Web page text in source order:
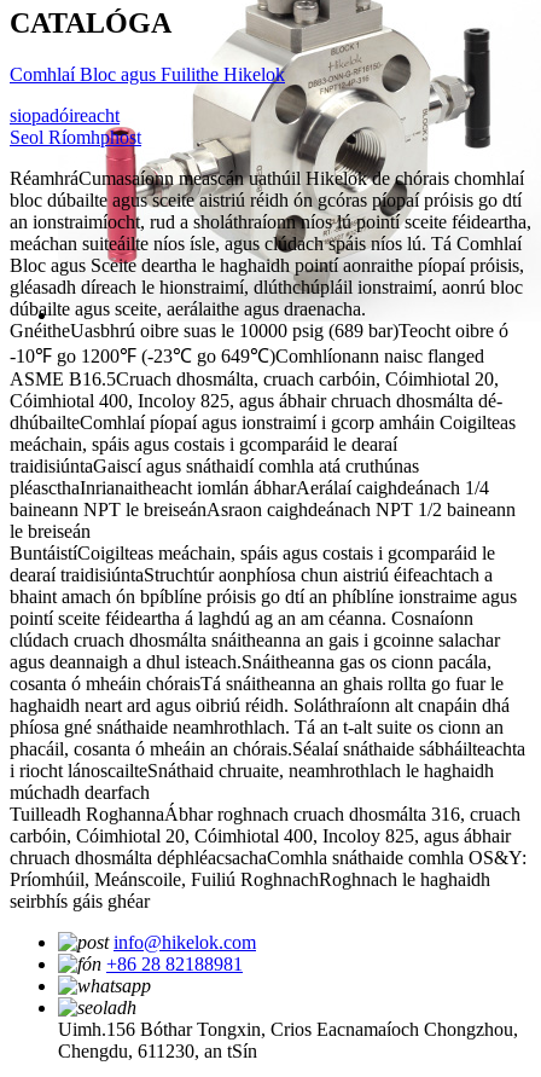
CATALÓGA
Comhlaí Bloc agus Fuilithe Hikelok
siopadóireacht
Seol Ríomhphost
RéamhráCumasaíonn meascán uathúil Hikelok de chórais chomhlaí
bloc dúbailte agus sceite aistriú réidh ón gcóras píopaí próisis go dtí
an ionstraimíocht, rud a sholáthraíonn níos lú pointí sceite féideartha,
meáchan suiteáilte níos ísle, agus clúdach spáis níos lú. Tá Comhlaí
Bloc agus Sceite deartha le haghaidh pointí aonraithe píopaí próisis,
gléasadh díreach le hionstraimí, dlúthchúpláil ionstraimí, aonrú bloc
dúbailte agus sceite, aerálaithe agus draenacha.
GnéitheUasbhrú oibre suas le 10000 psig (689 bar)Teocht oibre ó
-10℉ go 1200℉ (-23℃ go 649℃)Comhlíonann naisc flanged
ASME B16.5Cruach dhosmálta, cruach carbóin, Cóimhiotal 20,
Cóimhiotal 400, Incoloy 825, agus ábhair chruach dhosmálta dé-
dhúbailteComhlaí píopaí agus ionstraimí i gcorp amháin Coigilteas
meáchain, spáis agus costais i gcomparáid le dearaí
traidisiúntaGaiscí agus snáthaidí comhla atá cruthúnas
pléascthaInrianaitheacht iomlán ábharAerálaí caighdeánach 1/4
baineann NPT le breiseánAsraon caighdeánach NPT 1/2 baineann
le breiseán
BuntáistíCoigilteas meáchain, spáis agus costais i gcomparáid le
dearaí traidisiúntaStruchtúr aonphíosa chun aistriú éifeachtach a
bhaint amach ón bpíblíne próisis go dtí an phíblíne ionstraime agus
pointí sceite féideartha á laghdú ag an am céanna. Cosnaíonn
clúdach cruach dhosmálta snáitheanna an gais i gcoinne salachar
agus deannaigh a dhul isteach.Snáitheanna gas os cionn pacála,
cosanta ó mheáin chóraisTá snáitheanna an ghais rollta go fuar le
haghaidh neart ard agus oibriú réidh. Soláthraíonn alt cnapáin dhá
phíosa gné snáthaide neamhrothlach. Tá an t-alt suite os cionn an
phacáil, cosanta ó mheáin an chórais.Séalaí snáthaide sábháilteachta
i riocht lánoscailteSnáthaid chruaite, neamhrothlach le haghaidh
múchadh dearfach
Tuilleadh RoghannaÁbhar roghnach cruach dhosmálta 316, cruach
carbóin, Cóimhiotal 20, Cóimhiotal 400, Incoloy 825, agus ábhair
chruach dhosmálta déphléacsachaComhla snáthaide comhla OS&Y:
Príomhúil, Meánscoile, Fuiliú RoghnachRoghnach le haghaidh
seirbhís gáis ghéar
info@hikelok.com
+86 28 82188981
Uimh.156 Bóthar Tongxin, Crios Eacnamaíoch Chongzhou,
Chengdu, 611230, an tSín